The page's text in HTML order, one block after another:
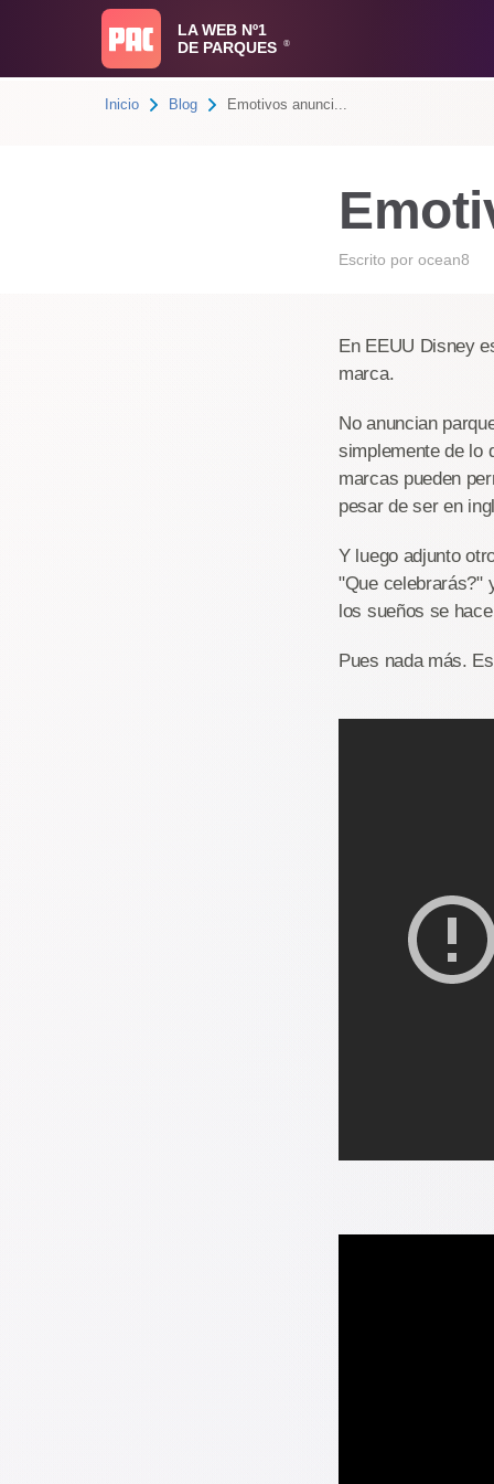
LA WEB Nº1
DE PARQUES
®
Inicio Blog Emotivos anunci...
Escrito por ocean8
En EEUU Disney
marca.
No anuncian
simplemente de lo
marcas pueden
pesar de ser en
Y luego adjunto
"Que celebrarás?"
los sueños se
Pues nada más.